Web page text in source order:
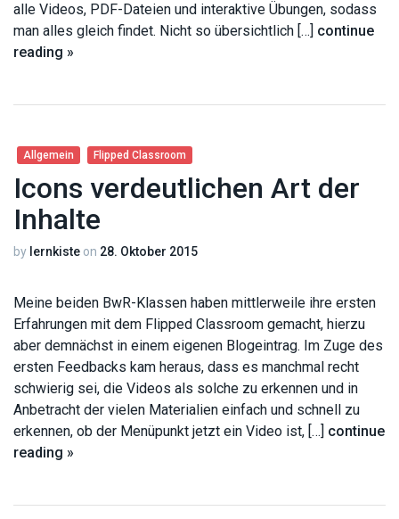
alle Videos, PDF-Dateien und interaktive Übungen, sodass
man alles gleich findet. Nicht so übersichtlich […] continue
reading »
Allgemein Flipped Classroom
Icons verdeutlichen Art der
Inhalte
by lernkiste on 28. Oktober 2015
Meine beiden BwR-Klassen haben mittlerweile ihre ersten
Erfahrungen mit dem Flipped Classroom gemacht, hierzu
aber demnächst in einem eigenen Blogeintrag. Im Zuge des
ersten Feedbacks kam heraus, dass es manchmal recht
schwierig sei, die Videos als solche zu erkennen und in
Anbetracht der vielen Materialien einfach und schnell zu
erkennen, ob der Menüpunkt jetzt ein Video ist, […] continue
reading »